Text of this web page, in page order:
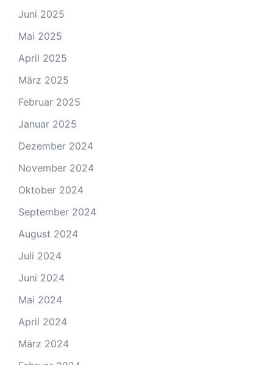
Juni 2025
Mai 2025
April 2025
März 2025
Februar 2025
Januar 2025
Dezember 2024
November 2024
Oktober 2024
September 2024
August 2024
Juli 2024
Juni 2024
Mai 2024
April 2024
März 2024